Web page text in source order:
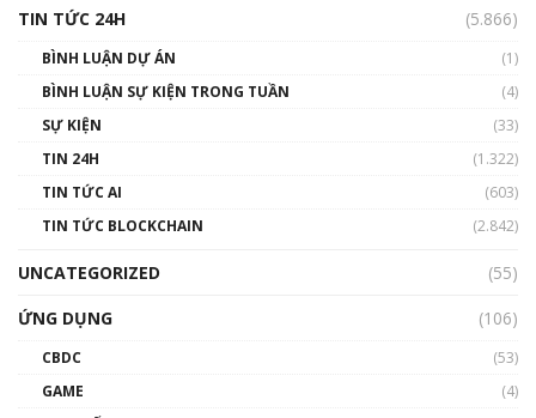
TIN TỨC 24H
(5.866)
BÌNH LUẬN DỰ ÁN
(1)
BÌNH LUẬN SỰ KIỆN TRONG TUẦN
(4)
SỰ KIỆN
(33)
TIN 24H
(1.322)
TIN TỨC AI
(603)
TIN TỨC BLOCKCHAIN
(2.842)
UNCATEGORIZED
(55)
ỨNG DỤNG
(106)
CBDC
(53)
GAME
(4)